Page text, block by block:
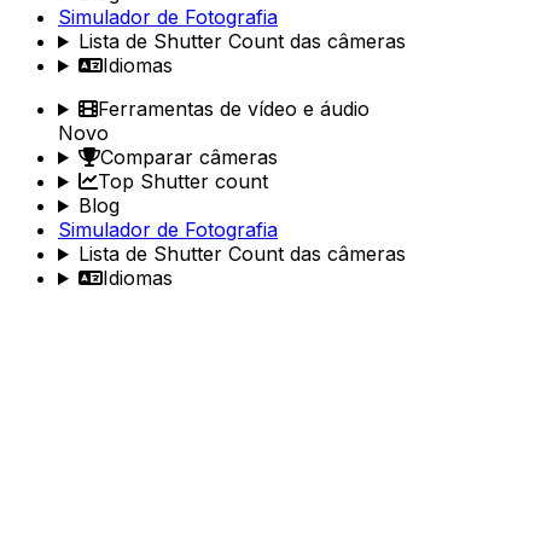
Simulador de Fotografia
Lista de Shutter Count das câmeras
Idiomas
Ferramentas de vídeo e áudio
Novo
Comparar câmeras
Top Shutter count
Blog
Simulador de Fotografia
Lista de Shutter Count das câmeras
Idiomas